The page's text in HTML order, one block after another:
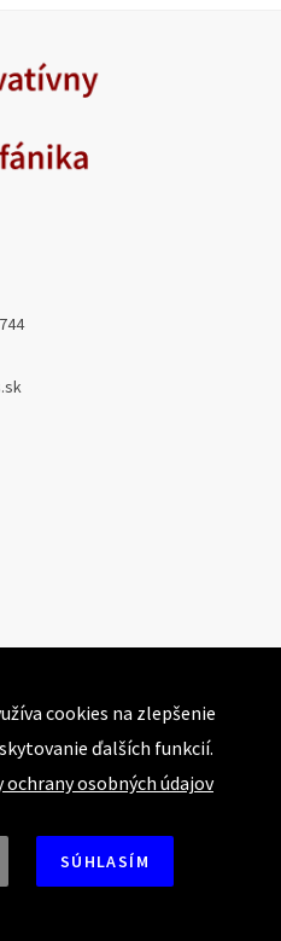
cookies na zlepšenie
ďalších funkcií.
ochrany osobných údajov
SÚHLASÍM